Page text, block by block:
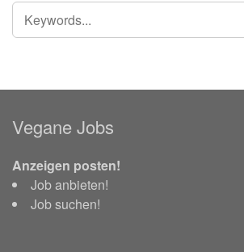
SEARCH
FOR:
Vegane Jobs
Anzeigen posten!
Job anbieten!
Job suchen!